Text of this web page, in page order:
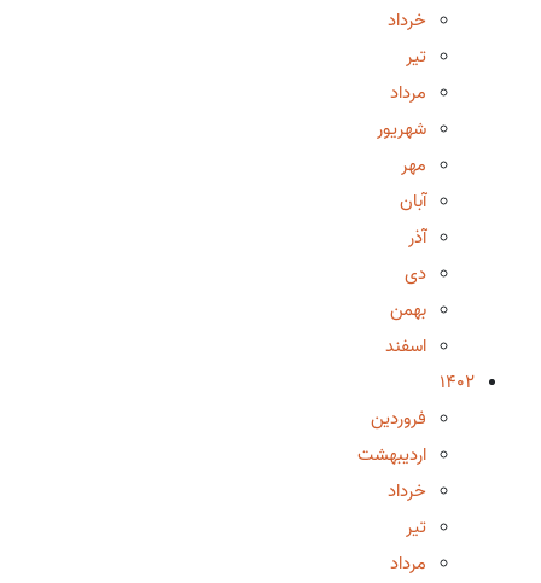
خرداد
تیر
مرداد
شهریور
مهر
آبان
آذر
دی
بهمن
اسفند
1402
فروردین
اردیبهشت
خرداد
تیر
مرداد